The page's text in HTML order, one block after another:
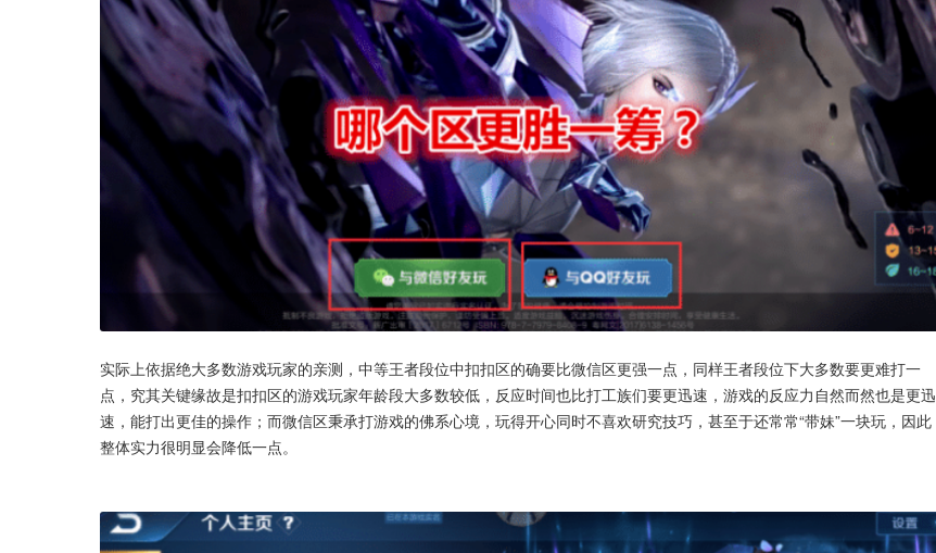
实际上依据绝大多数游戏玩家的亲测，中等王者段位中扣扣区的确要比微信区更强一点，同样王者段位下大多数要更难打一
点，究其关键缘故是扣扣区的游戏玩家年龄段大多数较低，反应时间也比打工族们要更迅速，游戏的反应力自然而然也是更迅
速，能打出更佳的操作；而微信区秉承打游戏的佛系心境，玩得开心同时不喜欢研究技巧，甚至于还常常“带妹”一块玩，因此
整体实力很明显会降低一点。